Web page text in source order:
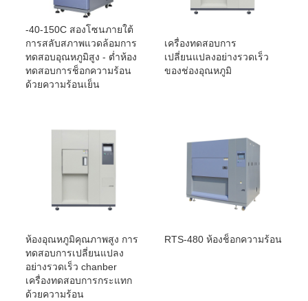
-40-150C สองโซนภายใต้
การสลับสภาพแวดล้อมการ
ทดสอบอุณหภูมิสูง - ต่ำห้อง
ทดสอบการช็อกความร้อน
ด้วยความร้อนเย็น
เครื่องทดสอบการ
เปลี่ยนแปลงอย่างรวดเร็ว
ของช่องอุณหภูมิ
ห้องอุณหภูมิคุณภาพสูง การ
ทดสอบการเปลี่ยนแปลง
อย่างรวดเร็ว chanber
เครื่องทดสอบการกระแทก
ด้วยความร้อน
RTS-480 ห้องช็อกความร้อน